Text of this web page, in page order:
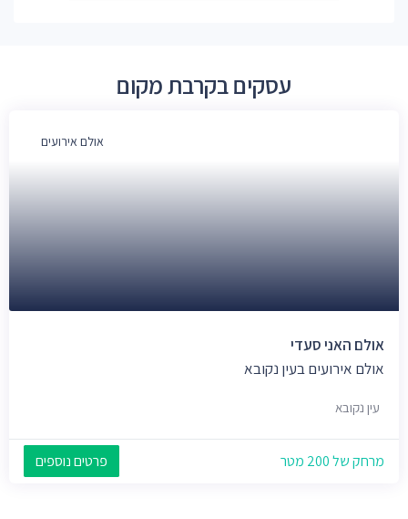
עסקים בקרבת מקום
אולם אירועים
אולם האני סעדי
אולם אירועים בעין נקובא
עין נקובא
מרחק של 200 מטר פרטים נוספים